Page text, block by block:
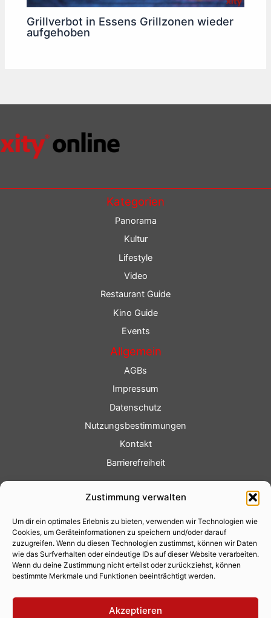
Zustimmung verwalten
Um dir ein optimales Erlebnis zu bieten, verwenden wir Technologien wie
Cookies, um Geräteinformationen zu speichern und/oder darauf
zuzugreifen. Wenn du diesen Technologien zustimmst, können wir Daten
wie das Surfverhalten oder eindeutige IDs auf dieser Website verarbeiten.
Wenn du deine Zustimmung nicht erteilst oder zurückziehst, können
bestimmte Merkmale und Funktionen beeinträchtigt werden.
Akzeptieren
Grillverbot in Essens Grillzonen wieder
aufgehoben
Kategorien
Panorama
Kultur
Lifestyle
Video
Restaurant Guide
Kino Guide
Events
Allgemein
AGBs
Impressum
Datenschutz
Nutzungsbestimmungen
Kontakt
Barrierefreiheit
Fotoservice
Videoservice
Werbung
Contenterstellung
Lokalnachrichten
Lokalfernsehen